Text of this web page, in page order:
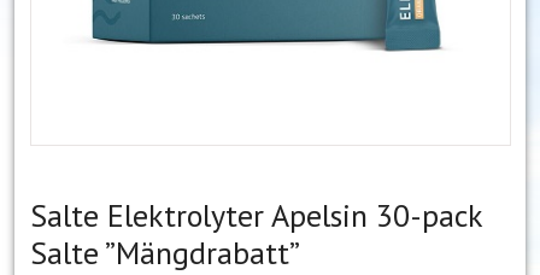
Salte Elektrolyter Apelsin 30-pack
Salte ”Mängdrabatt”